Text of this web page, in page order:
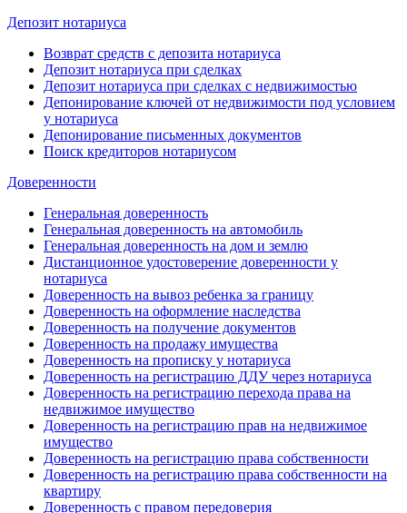
Депозит нотариуса
Возврат средств с депозита нотариуса
Депозит нотариуса при сделках
Депозит нотариуса при сделках с недвижимостью
Депонирование ключей от недвижимости под условием
у нотариуса
Депонирование письменных документов
Поиск кредиторов нотариусом
Доверенности
Генеральная доверенность
Генеральная доверенность на автомобиль
Генеральная доверенность на дом и землю
Дистанционное удостоверение доверенности у
нотариуса
Доверенность на вывоз ребенка за границу
Доверенность на оформление наследства
Доверенность на получение документов
Доверенность на продажу имущества
Доверенность на прописку у нотариуса
Доверенность на регистрацию ДДУ через нотариуса
Доверенность на регистрацию перехода права на
недвижимое имущество
Доверенность на регистрацию прав на недвижимое
имущество
Доверенность на регистрацию права собственности
Доверенность на регистрацию права собственности на
квартиру
Доверенность с правом передоверия